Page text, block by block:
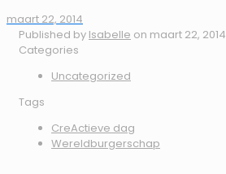
maart 22, 2014
Published by Isabelle on maart 22, 2014
Categories
Uncategorized
Tags
CreActieve dag
Wereldburgerschap